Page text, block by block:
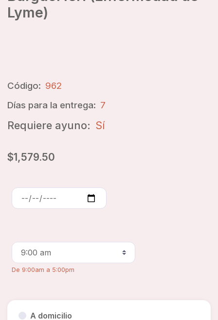
Lyme)
Código: 962
Días para la entrega: 7
Requiere ayuno: Sí
$1,579.50
De 9:00am a 5:00pm
A domicilio